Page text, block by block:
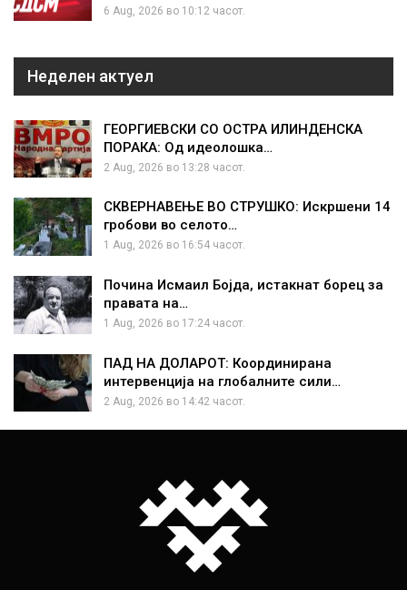
6 Aug, 2026 во 10:12 часот.
Неделен актуел
ГЕОРГИЕВСКИ СО ОСТРА ИЛИНДЕНСКА
ПОРАКА: Од идеолошка…
2 Aug, 2026 во 13:28 часот.
СКВЕРНАВЕЊЕ ВО СТРУШКО: Искршени 14
гробови во селото…
1 Aug, 2026 во 16:54 часот.
Почина Исмаил Бојда, истакнат борец за
правата на…
1 Aug, 2026 во 17:24 часот.
ПАД НА ДОЛАРОТ: Координирана
интервенција на глобалните сили…
2 Aug, 2026 во 14:42 часот.